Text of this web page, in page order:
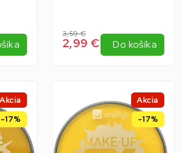
3,59 €
2,99 € Do košíka
Akcia
-17%
Akcia
-17%